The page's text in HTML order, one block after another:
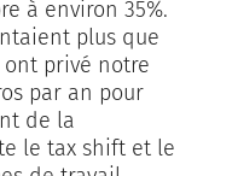
à environ 35%.
plus que
ont privé notre
par an pour
de la
le tax shift et le